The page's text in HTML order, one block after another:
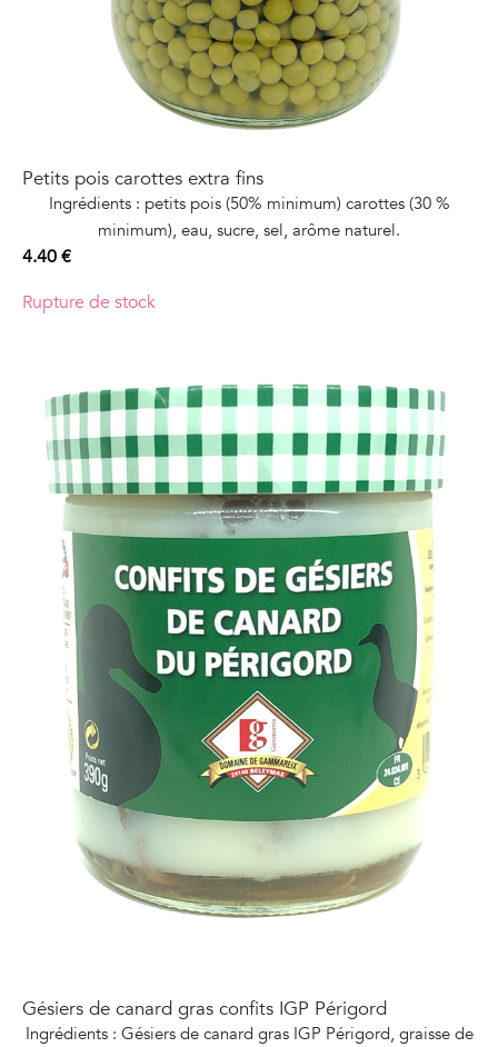
Petits pois carottes extra fins
Ingrédients : petits pois (50% minimum) carottes (30 %
minimum), eau, sucre, sel, arôme naturel.
4.40€
Rupture de stock
Gésiers de canard gras confits IGP Périgord
Ingrédients : Gésiers de canard gras IGP Périgord, graisse de